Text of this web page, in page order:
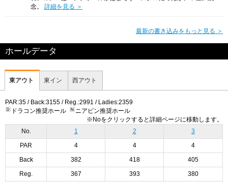
念。 詳細を見る ＞
最新の書き込みをもっと見る ＞
ホールデータ
東アウト 東イン 西アウト
PAR:35 / Back:3155 / Reg.:2991 / Ladies:2359
ドラコン推奨ホール
ニアピン推奨ホール
※Noをクリックすると詳細ページに移動します。
No.
1 2 3
PAR 4 4 4
Back 382 418 405
Reg. 367 393 380